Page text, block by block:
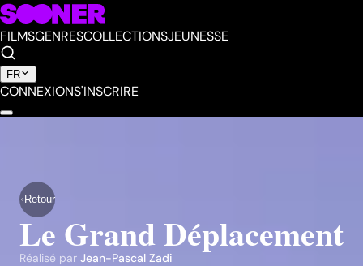
FILMSGENRESCOLLECTIONSJEUNESSE
FR
CONNEXIONS'INSCRIRE
Retour
Le Grand Déplacement
Réalisé par Jean-Pascal Zadi